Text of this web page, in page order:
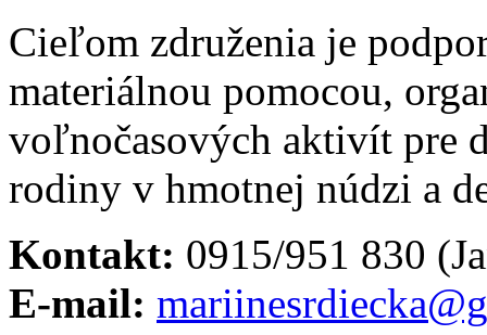
Cieľom združenia je
materiálnou pomocou,
voľnočasových aktivít pre
rodiny v hmotnej núdzi a
Kontakt: 0915/951 830
E-mail: